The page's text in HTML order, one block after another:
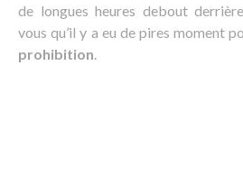
de longues heures debout
vous qu’il y a eu de pires moment
prohibition